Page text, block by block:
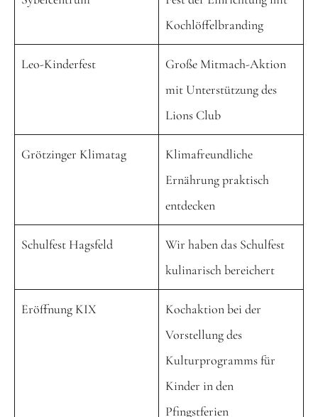
Kochlöffelbranding
Leo-Kinderfest
Große Mitmach-Aktion
mit Unterstützung des
Lions Club
Grötzinger Klimatag
Klimafreundliche
Ernährung praktisch
entdecken
Schulfest Hagsfeld
Wir haben das Schulfest
kulinarisch bereichert
Eröffnung KIX
Kochaktion bei der
Vorstellung des
Kulturprogramms für
Kinder in den
Pfingstferien